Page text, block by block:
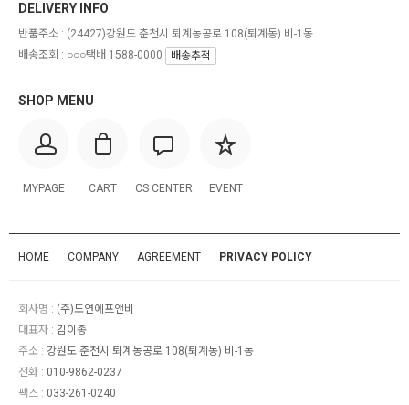
SHOP MENU
MYPAGE CART CS CENTER EVENT
DELIVERY INFO
반품주소 : (24427)강원도 춘천시 퇴계농공로 108(퇴계동) 비-1동
배송조회 : ○○○택배 1588-0000
배송추적
HOME COMPANY AGREEMENT PRIVACY POLICY
회사명 : (주)도연에프앤비
대표자 : 김이종
주소 : 강원도 춘천시 퇴계농공로 108(퇴계동) 비-1동
전화 : 010-9862-0237
팩스 : 033-261-0240